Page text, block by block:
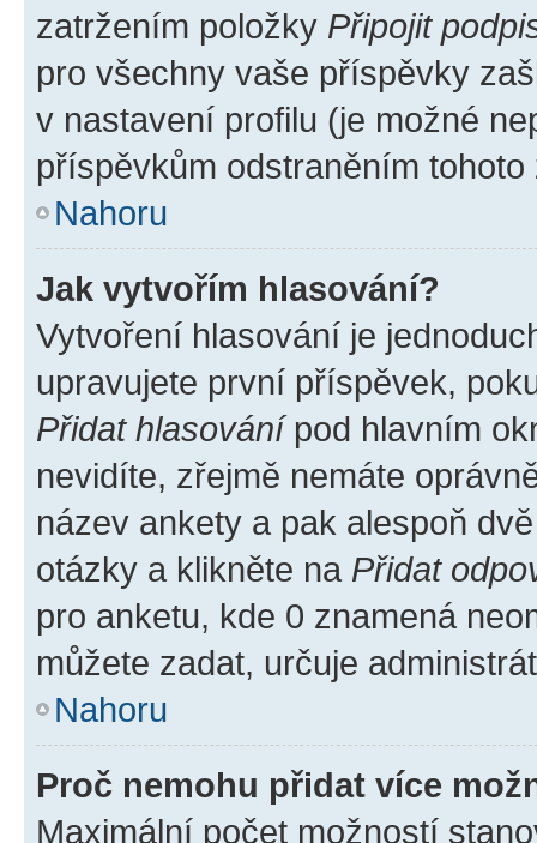
zatržením položky Připojit
pro všechny vaše příspěvky
v nastavení profilu (je možné
příspěvkům odstraněním
Nahoru
Jak vytvořím hlasování?
Vytvoření hlasování je
upravujete první příspěvek,
Přidat hlasovánípod hlavním
nevidíte, zřejmě nemáte
název ankety a pak alespoň
otázky a klikněte na Přidat
pro anketu, kde 0 znamená
můžete zadat, určuje
Nahoru
Proč nemohu přidat více
Maximální počet možností